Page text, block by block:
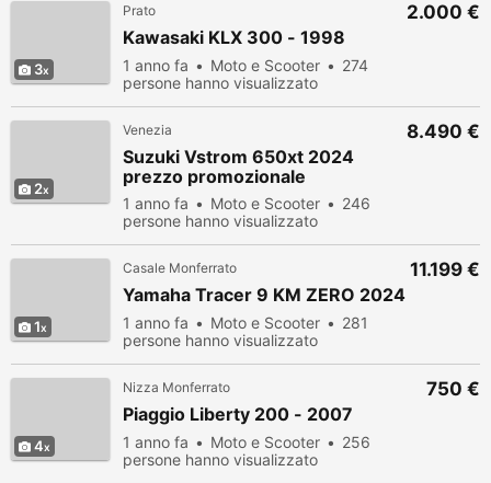
3
Prato
Kawasaki KLX 300 - 1998
1 anno fa Moto e Scooter
274
persone hanno visualizzato
2.000 €
2
Venezia
Suzuki Vstrom 650xt 2024
prezzo promozionale
1 anno fa Moto e Scooter
246
persone hanno visualizzato
8.490 €
1
Casale Monferrato
Yamaha Tracer 9 KM ZERO 2024
1 anno fa Moto e Scooter
281
persone hanno visualizzato
11.199 €
4
Nizza Monferrato
Piaggio Liberty 200 - 2007
1 anno fa Moto e Scooter
256
persone hanno visualizzato
750 €